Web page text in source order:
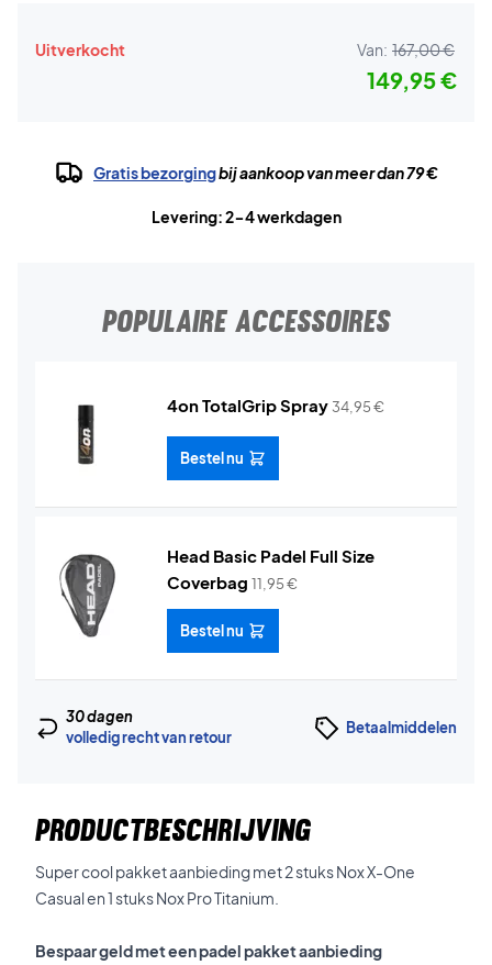
Uitverkocht Van: 167,00 €
149,95 €
Gratis bezorgingbij aankoop van meer dan 79 €
Levering: 2-4 werkdagen
POPULAIRE ACCESSOIRES
4on TotalGrip Spray 34,95€
Bestel nu
Head Basic Padel Full Size
Coverbag 11,95€
Bestel nu
30 dagen
volledig recht van retour
Betaalmiddelen
PRODUCTBESCHRIJVING
Super cool pakket aanbieding met 2 stuks Nox X-One
Casual en 1 stuks Nox Pro Titanium.
Bespaar geld met een padel pakket aanbieding